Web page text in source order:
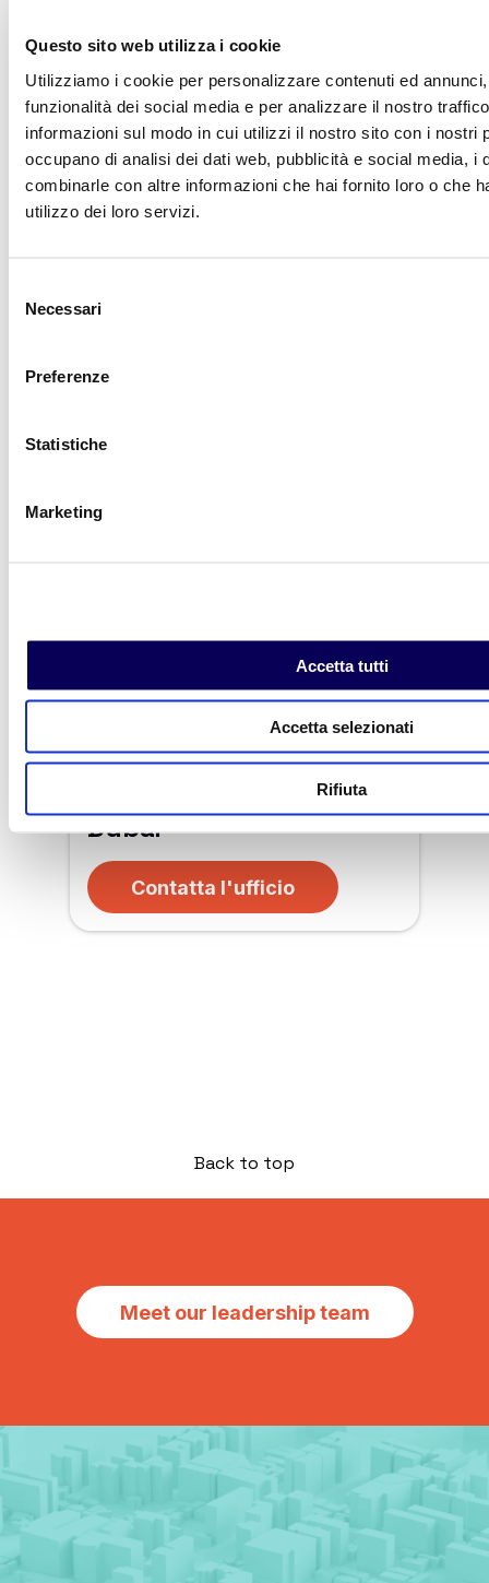
Questo sito web utilizza i cookie
Utilizziamo i cookie per personalizzare contenuti ed
funzionalità dei social media e per analizzare il nostro
informazioni sul modo in cui utilizzi il nostro sito con i nostri
occupano di analisi dei dati web, pubblicità e social media, i
combinarle con altre informazioni che hai fornito loro o che
utilizzo dei loro servizi.
delNecessari
Preferenze
Statistiche
Marketing
Accetta tutti
Accetta selezionati
Rifiuta
Toronto
Dubai
Contatta l'ufficio
Back to top
Meet our leadership team